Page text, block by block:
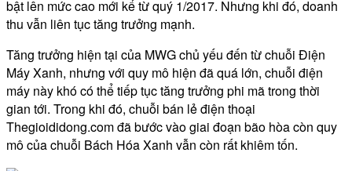
bật lên mức cao mới kể từ quý 1/2017. Nhưng khi đó, doanh
thu vẫn liên tục tăng trưởng mạnh.
Tăng trưởng hiện tại của MWG chủ yếu đến từ chuỗi Điện
Máy Xanh, nhưng với quy mô hiện đã quá lớn, chuỗi điện
máy này khó có thể tiếp tục tăng trưởng phi mã trong thời
gian tới. Trong khi đó, chuỗi bán lẻ điện thoại
Thegioididong.com đã bước vào giai đoạn bão hòa còn quy
mô của chuỗi Bách Hóa Xanh vẫn còn rất khiêm tốn.